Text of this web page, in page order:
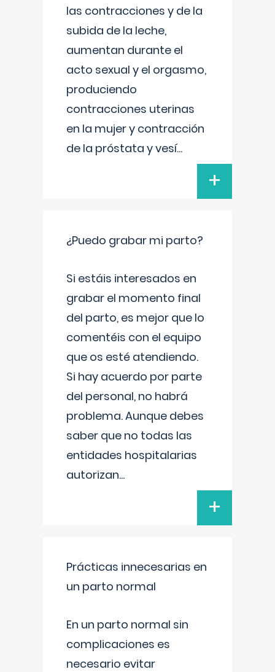
las contracciones y de la
subida de la leche,
aumentan durante el
acto sexual y el orgasmo,
produciendo
contracciones uterinas
en la mujer y contracción
de la próstata y vesí...
+
¿Puedo grabar mi parto?
Si estáis interesados en
grabar el momento final
del parto, es mejor que lo
comentéis con el equipo
que os esté atendiendo.
Si hay acuerdo por parte
del personal, no habrá
problema. Aunque debes
saber que no todas las
entidades hospitalarias
autorizan...
+
Prácticas innecesarias en
un parto normal
En un parto normal sin
complicaciones es
necesario evitar